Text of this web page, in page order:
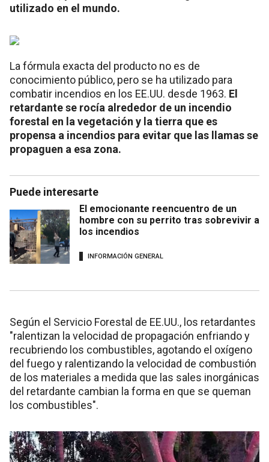
utilizado en el mundo.
La fórmula exacta del producto no es de
conocimiento público, pero se ha utilizado para
combatir incendios en los EE.UU. desde 1963. El
retardante se rocía alrededor de un incendio
forestal en la vegetación y la tierra que es
propensa a incendios para evitar que las llamas se
propaguen a esa zona.
Puede interesarte
El emocionante reencuentro de un
hombre con su perrito tras sobrevivir a
los incendios
INFORMACIÓN GENERAL
Según el Servicio Forestal de EE.UU., los retardantes
"ralentizan la velocidad de propagación enfriando y
recubriendo los combustibles, agotando el oxígeno
del fuego y ralentizando la velocidad de combustión
de los materiales a medida que las sales inorgánicas
del retardante cambian la forma en que se queman
los combustibles".